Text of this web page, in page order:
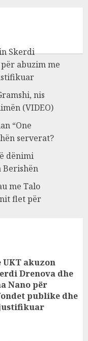
Skerdi
për abuzim me
nis
(VIDEO)
“One
serverat?
dënimi
Berishën
me Talo
flet për
UKT akuzon
Drenova dhe
Nano për
publike dhe